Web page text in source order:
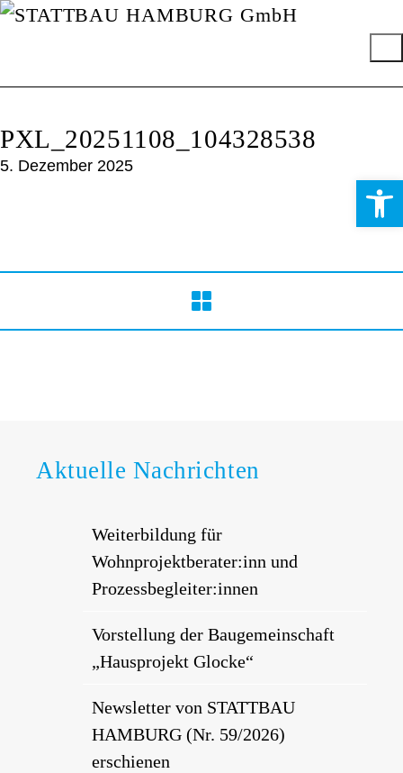
PXL_20251108_104328538
5. Dezember 2025
Aktuelle Nachrichten
Weiterbildung für
Wohnprojektberater:inn und
Prozessbegleiter:innen
Vorstellung der Baugemeinschaft
„Hausprojekt Glocke“
Newsletter von STATTBAU
HAMBURG (Nr. 59/2026)
erschienen